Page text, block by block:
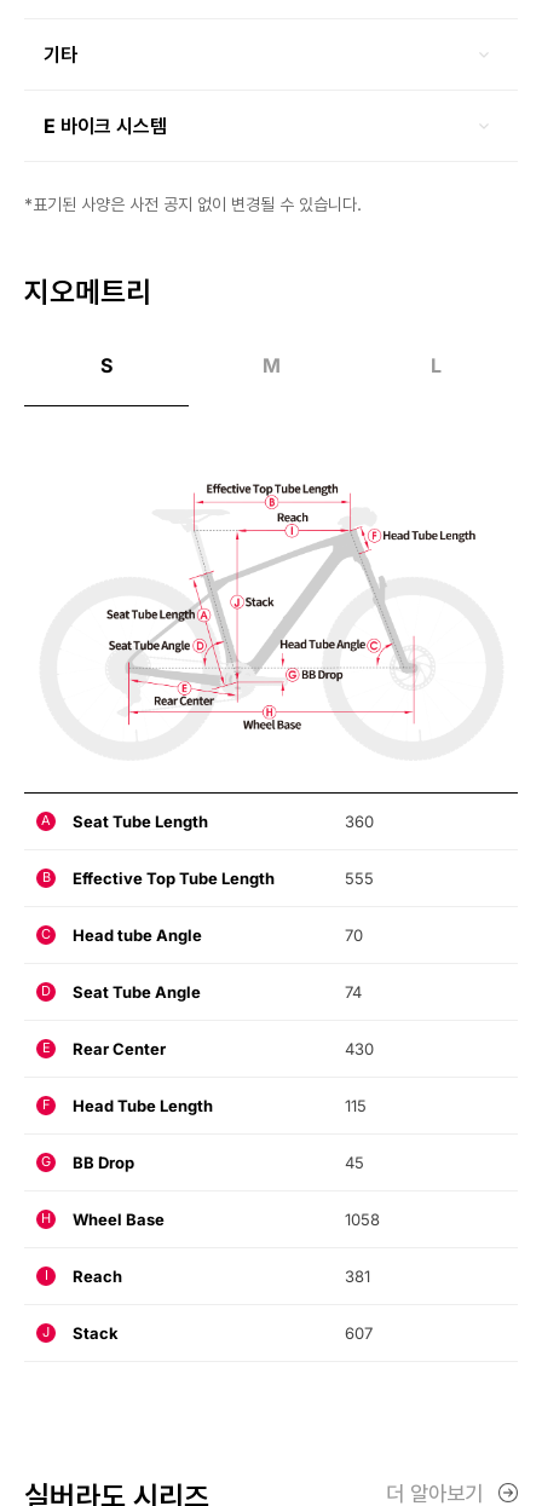
기타
E 바이크 시스템
*표기된 사양은 사전 공지 없이 변경될 수 있습니다.
지오메트리
S M L
A Seat Tube Length 360
B Effective Top Tube Length 555
C Head tube Angle 70
D Seat Tube Angle 74
E Rear Center 430
F Head Tube Length 115
G BB Drop 45
H Wheel Base 1058
I Reach 381
J Stack 607
실버라도 시리즈 더 알아보기